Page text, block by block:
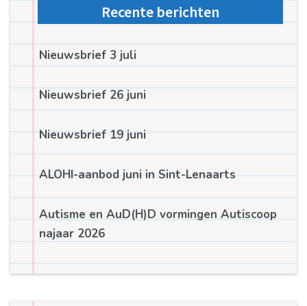
Recente berichten
Nieuwsbrief 3 juli
Nieuwsbrief 26 juni
Nieuwsbrief 19 juni
ALOHI-aanbod juni in Sint-Lenaarts
Autisme en AuD(H)D vormingen Autiscoop
najaar 2026